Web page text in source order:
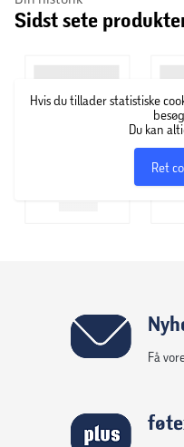
Sidst sete
Hvis du tillader statistiske
Du kan
Ret
Få